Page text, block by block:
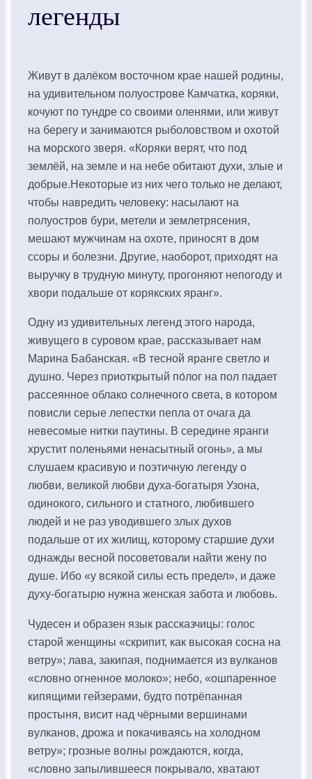
легенды
Живут в далёком восточном крае нашей родины,
на удивительном полуострове Камчатка, коряки,
кочуют по тундре со своими оленями, или живут
на берегу и занимаются рыболовством и охотой
на морского зверя. «Коряки верят, что под
землёй, на земле и на небе обитают духи, злые и
добрые.Некоторые из них чего только не делают,
чтобы навредить человеку: насылают на
полуостров бури, метели и землетрясения,
мешают мужчинам на охоте, приносят в дом
ссоры и болезни. Другие, наоборот, приходят на
выручку в трудную минуту, прогоняют непогоду и
хвори подальше от корякских яранг».
Одну из удивительных легенд этого народа,
живущего в суровом крае, рассказывает нам
Марина Бабанская. «В тесной яранге светло и
душно. Через приоткрытый по́лог на пол падает
рассеянное облако солнечного света, в котором
повисли серые лепестки пепла от очага да
невесомые нитки паутины. В середине яранги
хрустит поленьями ненасытный огонь», а мы
слушаем красивую и поэтичную легенду о
любви, великой любви духа-богатыря Узона,
одинокого, сильного и статного, любившего
людей и не раз уводившего злых духов
подальше от их жилищ, которому старшие духи
однажды весной посоветовали найти жену по
душе. Ибо «у всякой силы есть предел», и даже
духу-богатырю нужна женская забота и любовь.
Чудесен и образен язык рассказчицы: голос
старой женщины «скрипит, как высокая сосна на
ветру»; лава, закипая, поднимается из вулканов
«словно огненное молоко»; небо, «ошпаренное
кипящими гейзерами, будто потрёпанная
простыня, висит над чёрными вершинами
вулканов, дрожа и покачиваясь на холодном
ветру»; грозные волны рождаются, когда,
«словно запылившееся покрывало, хватают